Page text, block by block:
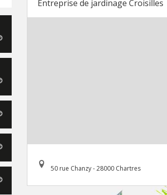
Entreprise de jardinage Croisilles
50 rue Chanzy - 28000 Chartres